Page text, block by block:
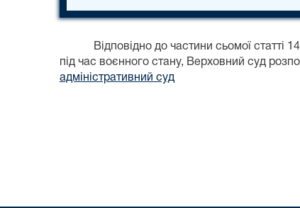
Відповідно до частини сьомої статті
під час воєнного стану, Верховний суд
адміністративний суд